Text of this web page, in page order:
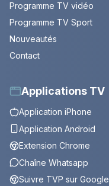
Programme TV vidéo
Programme TV Sport
Nouveautés
Contact
Applications TV
Application iPhone
Application Android
Extension Chrome
Chaîne Whatsapp
Suivre TVP sur Google